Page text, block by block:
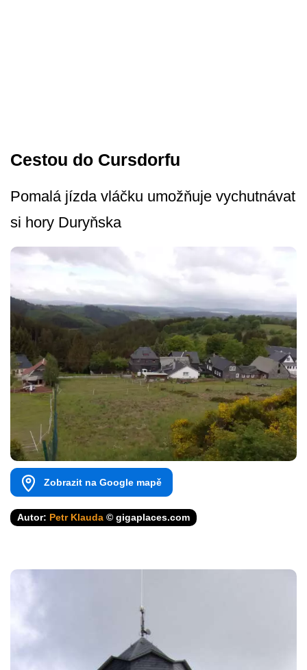
Cestou do Cursdorfu
Pomalá jízda vláčku umožňuje vychutnávat
si hory Duryňska
Zobrazit na Google mapě
Autor: Petr Klauda © gigaplaces.com